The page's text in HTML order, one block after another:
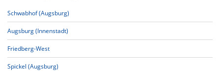
Schwabhof (Augsburg)
Augsburg (Innenstadt)
Friedberg-West
Spickel (Augsburg)